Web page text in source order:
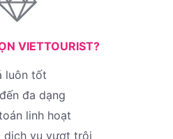
VIETTOURIST?
luôn tốt
đa dạng
linh hoạt
dịch vụ vượt trội